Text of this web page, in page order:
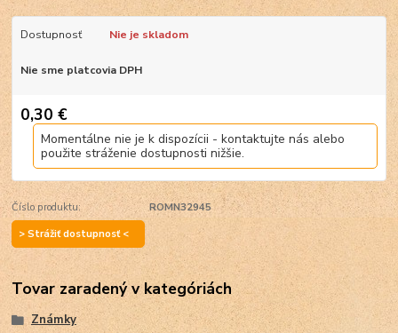
Dostupnosť Nie je skladom
Nie sme platcovia DPH
0,30 €
Momentálne nie je k dispozícii - kontaktujte nás alebo
použite stráženie dostupnosti nižšie.
Číslo produktu:
ROMN32945
> Strážiť dostupnosť <
Tovar zaradený v kategóriách
Známky